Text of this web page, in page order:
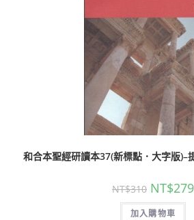
和合本聖經研讀本37(新標點．大字版)–
NT$310 NT$279
加入購物車